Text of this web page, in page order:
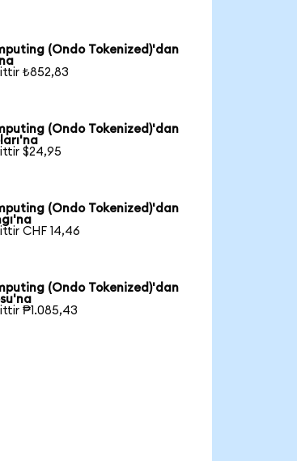
(Ondo Tokenized)'dan
₺852,83
(Ondo Tokenized)'dan
$24,95
(Ondo Tokenized)'dan
CHF 14,46
(Ondo Tokenized)'dan
₱1.085,43